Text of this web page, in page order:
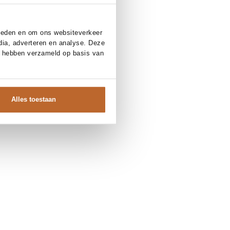
en om ons websiteverkeer
adverteren en analyse. Deze
verzameld op basis van
Alles toestaan